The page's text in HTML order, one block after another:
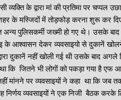
व्यक्ति के द्वारा मां की प्रतिमा पर
के मस्जिदों में तोड़फोड़ करना शुरू कर
पुलिसकर्मी जख्मी हो गए थे। उसके बाद
के आश्वासन देकर व्यवसाइयो से दुकानें
दुकानें नहीं खोली गई थी उसके बाद
था कि जितने भी लोगों को पकड़ा गया है
मांनने पर व्यवसाइयों ने कहा था कि जब
निर्णय व्यवसाइयों ने एक निजी बैठक करके